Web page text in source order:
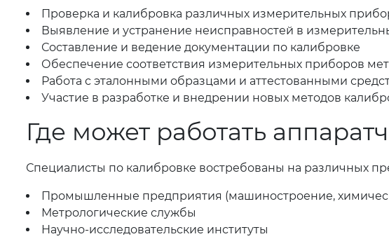
Проверка и калибровка различных измерительных
Выявление и устранение неисправностей в
Составление и ведение документации по калибровке
Обеспечение соответствия измерительных приборов
Работа с эталонными образцами и аттестованными
Участие в разработке и внедрении новых методов
Где может работать
Специалисты по калибровке востребованы на различных
Промышленные предприятия (машиностроение,
Метрологические службы
Научно-исследовательские институты